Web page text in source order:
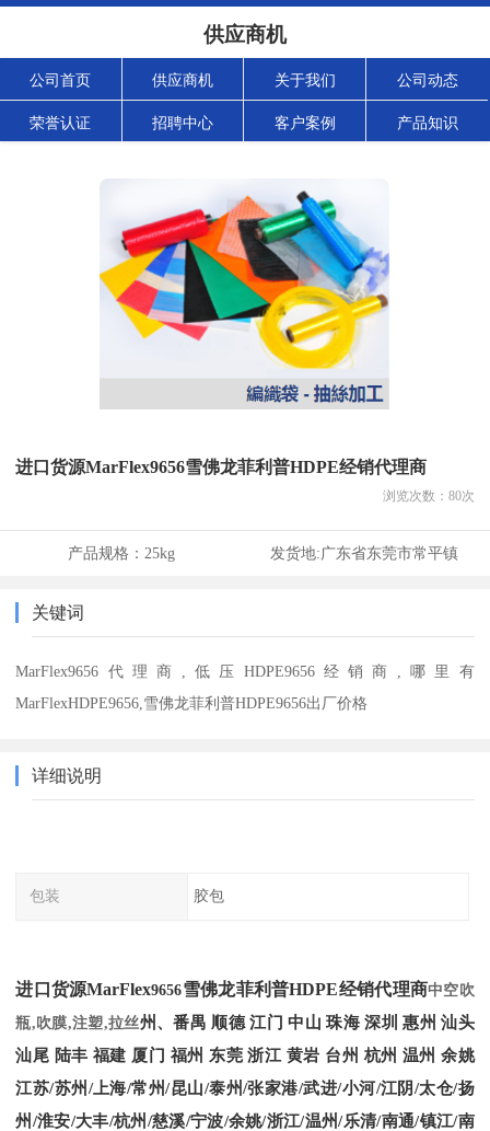
供应商机
公司首页 供应商机 关于我们 公司动态
荣誉认证 招聘中心 客户案例 产品知识
进口货源MarFlex9656雪佛龙菲利普HDPE经销代理商
浏览次数： 80次
产品规格： 25kg 发货地:广东省东莞市常平镇
关键词
MarFlex9656代理商,低压HDPE9656经销商,哪里有
MarFlexHDPE9656,雪佛龙菲利普HDPE9656出厂价格
详细说明
包装 胶包
进口货源MarFlex9656雪佛龙菲利普HDPE经销代理商中空吹
瓶,吹膜,注塑,拉丝州、番禺 顺德 江门 中山 珠海 深圳 惠州 汕头
汕尾 陆丰 福建 厦门 福州 东莞 浙江 黄岩 台州 杭州 温州 余姚
江苏/苏州/上海/常州/昆山/泰州/张家港/武进/小河/江阴/太仓/扬
州/淮安/大丰/杭州/慈溪/宁波/余姚/浙江/温州/乐清/南通/镇江/南